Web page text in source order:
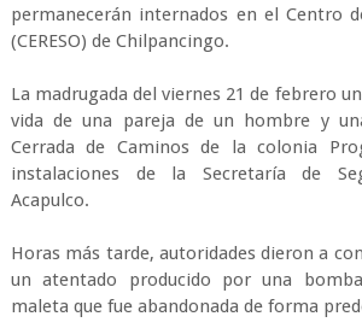
permanecerán internados en el Centro
(CERESO) de Chilpancingo.
La madrugada del viernes 21 de febrero
vida de una pareja de un hombre y
Cerrada de Caminos de la colonia
instalaciones de la Secretaría de
Acapulco.
Horas más tarde, autoridades dieron a
un atentado producido por una
maleta que fue abandonada de forma